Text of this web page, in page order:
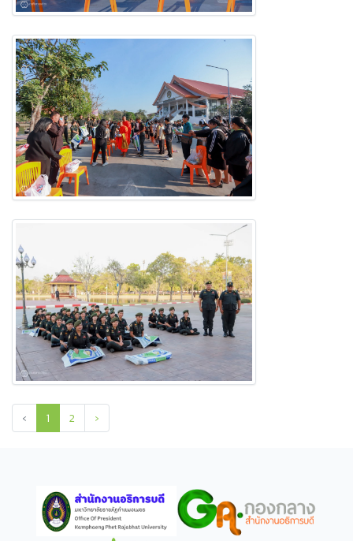
‹ 1 2 ›